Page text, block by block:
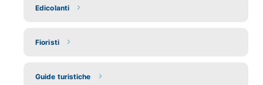
Edicolanti
Fioristi
Guide turistiche